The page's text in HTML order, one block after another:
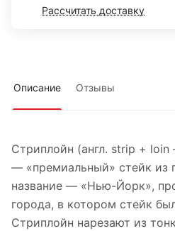
Рассчитать доставку
Описание Отзывы
Стриплойн (англ. strip +
— «премиальный» стейк из
название — «Нью-Йорк»,
города, в котором стейк
Стриплойн нарезают из